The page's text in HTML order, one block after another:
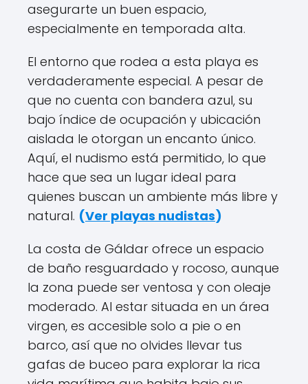
asegurarte un buen espacio,
especialmente en temporada alta.
El entorno que rodea a esta playa es
verdaderamente especial. A pesar de
que no cuenta con bandera azul, su
bajo índice de ocupación y ubicación
aislada le otorgan un encanto único.
Aquí, el nudismo está permitido, lo que
hace que sea un lugar ideal para
quienes buscan un ambiente más libre y
natural. (Ver playas nudistas)
La costa de Gáldar ofrece un espacio
de baño resguardado y rocoso, aunque
la zona puede ser ventosa y con oleaje
moderado. Al estar situada en un área
virgen, es accesible solo a pie o en
barco, así que no olvides llevar tus
gafas de buceo para explorar la rica